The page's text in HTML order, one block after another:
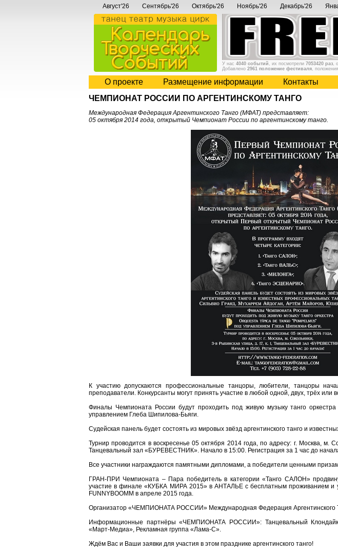
Август'26 Сентябрь'26 Октябрь'26 Ноябрь'26 Декабрь'26
У нас 4040 событий , их посмотрели 7053420 раз,
Добавлено 2961 положение фестиваля,
О проекте Размещение информации Контакты
ЧЕМПИОНАТ РОССИИ ПО АРГЕНТИНСКОМУ ТАНГО
Международная Федерация Аргентинского Танго (МФАТ) представляет:
05 октября 2014 года, открытый Чемпионат России по аргентинскому танго.
К участию допускаются профессиональные танцоры, любители, танцоры
преподаватели. Конкурсанты могут принять участие в любой одной, двух, трёх или
Финалы Чемпионата России будут проходить под живую музыку танго
управлением Глеба Шипилова-Бьяги.
Судейская панель будет состоять из мировых звёзд аргентинского танго и
Турнир проводится в воскресенье 05 октября 2014 года, по адресу: г. Москва, м.
Танцевальный зал «БУРЕВЕСТНИК». Начало в 15:00. Регистрация за 1 час до
Все участники награждаются памятными дипломами, а победители ценными
ГРАН-ПРИ Чемпионата – Пара победитель в категории «Танго САЛОН»
участие в финале «КУБКА МИРА 2015» в АНТАЛЬЕ с бесплатным проживанием и
FUNNYBOOMM в апреле 2015 года.
Организатор «ЧЕМПИОНАТА РОССИИ» Международная Федерация Аргентинского
Информационные партнёры «ЧЕМПИОНАТА РОССИИ»: Танцевальный Клондайк
«Март-Медиа», Рекламная группа «Лама-С».
Ждём Вас и Ваши заявки для участия в этом празднике аргентинского танго!